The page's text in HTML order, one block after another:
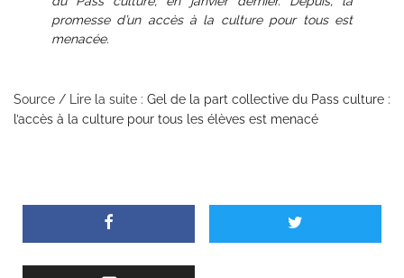
promesse d’un accès à la culture pour tous est
menacée.
Source / Lire la suite : Gel de la part collective du Pass culture :
l’accès à la culture pour tous les élèves est menacé